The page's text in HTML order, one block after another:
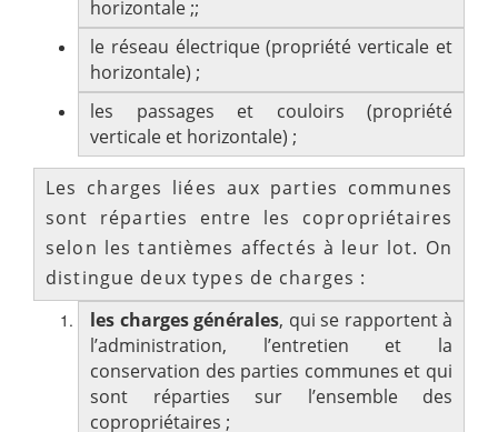
horizontale ;;
le réseau électrique (propriété verticale et
horizontale) ;
les passages et couloirs (propriété
verticale et horizontale) ;
Les charges liées aux parties communes
sont réparties entre les copropriétaires
selon les tantièmes affectés à leur lot. On
distingue deux types de charges :
les charges générales, qui se rapportent à
l’administration, l’entretien et la
conservation des parties communes et qui
sont réparties sur l’ensemble des
copropriétaires ;